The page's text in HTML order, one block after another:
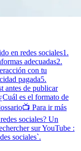
en redes sociales1.
adecuadas2.
con tu
pagada5.
antes de publicar
es el formato de
📺 Para ir más
sociales? Un
sur YouTube :
sociales`.